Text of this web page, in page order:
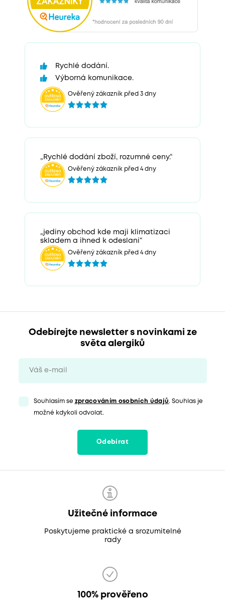
Rychlé dodání.
Výborná komunikace.
Ověřený zákazník před 3 dny
„Rychlé dodání zboží, rozumné ceny.“
Ověřený zákazník před 4 dny
„jediny obchod kde maji klimatizaci
skladem a ihned k odeslani“
Ověřený zákazník před 4 dny
Odebírejte newsletter s novinkami ze
světa alergiků
Souhlasím se zpracováním osobních údajů. Souhlas je
možné kdykoli odvolat.
Odebírat
Užitečné informace
Poskytujeme praktické a srozumitelné
rady
100% prověřeno